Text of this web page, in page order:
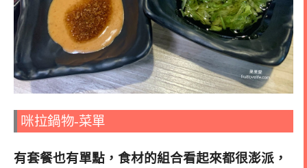
咪拉鍋物-菜單
有套餐也有單點，食材的組合看起來都很澎派，